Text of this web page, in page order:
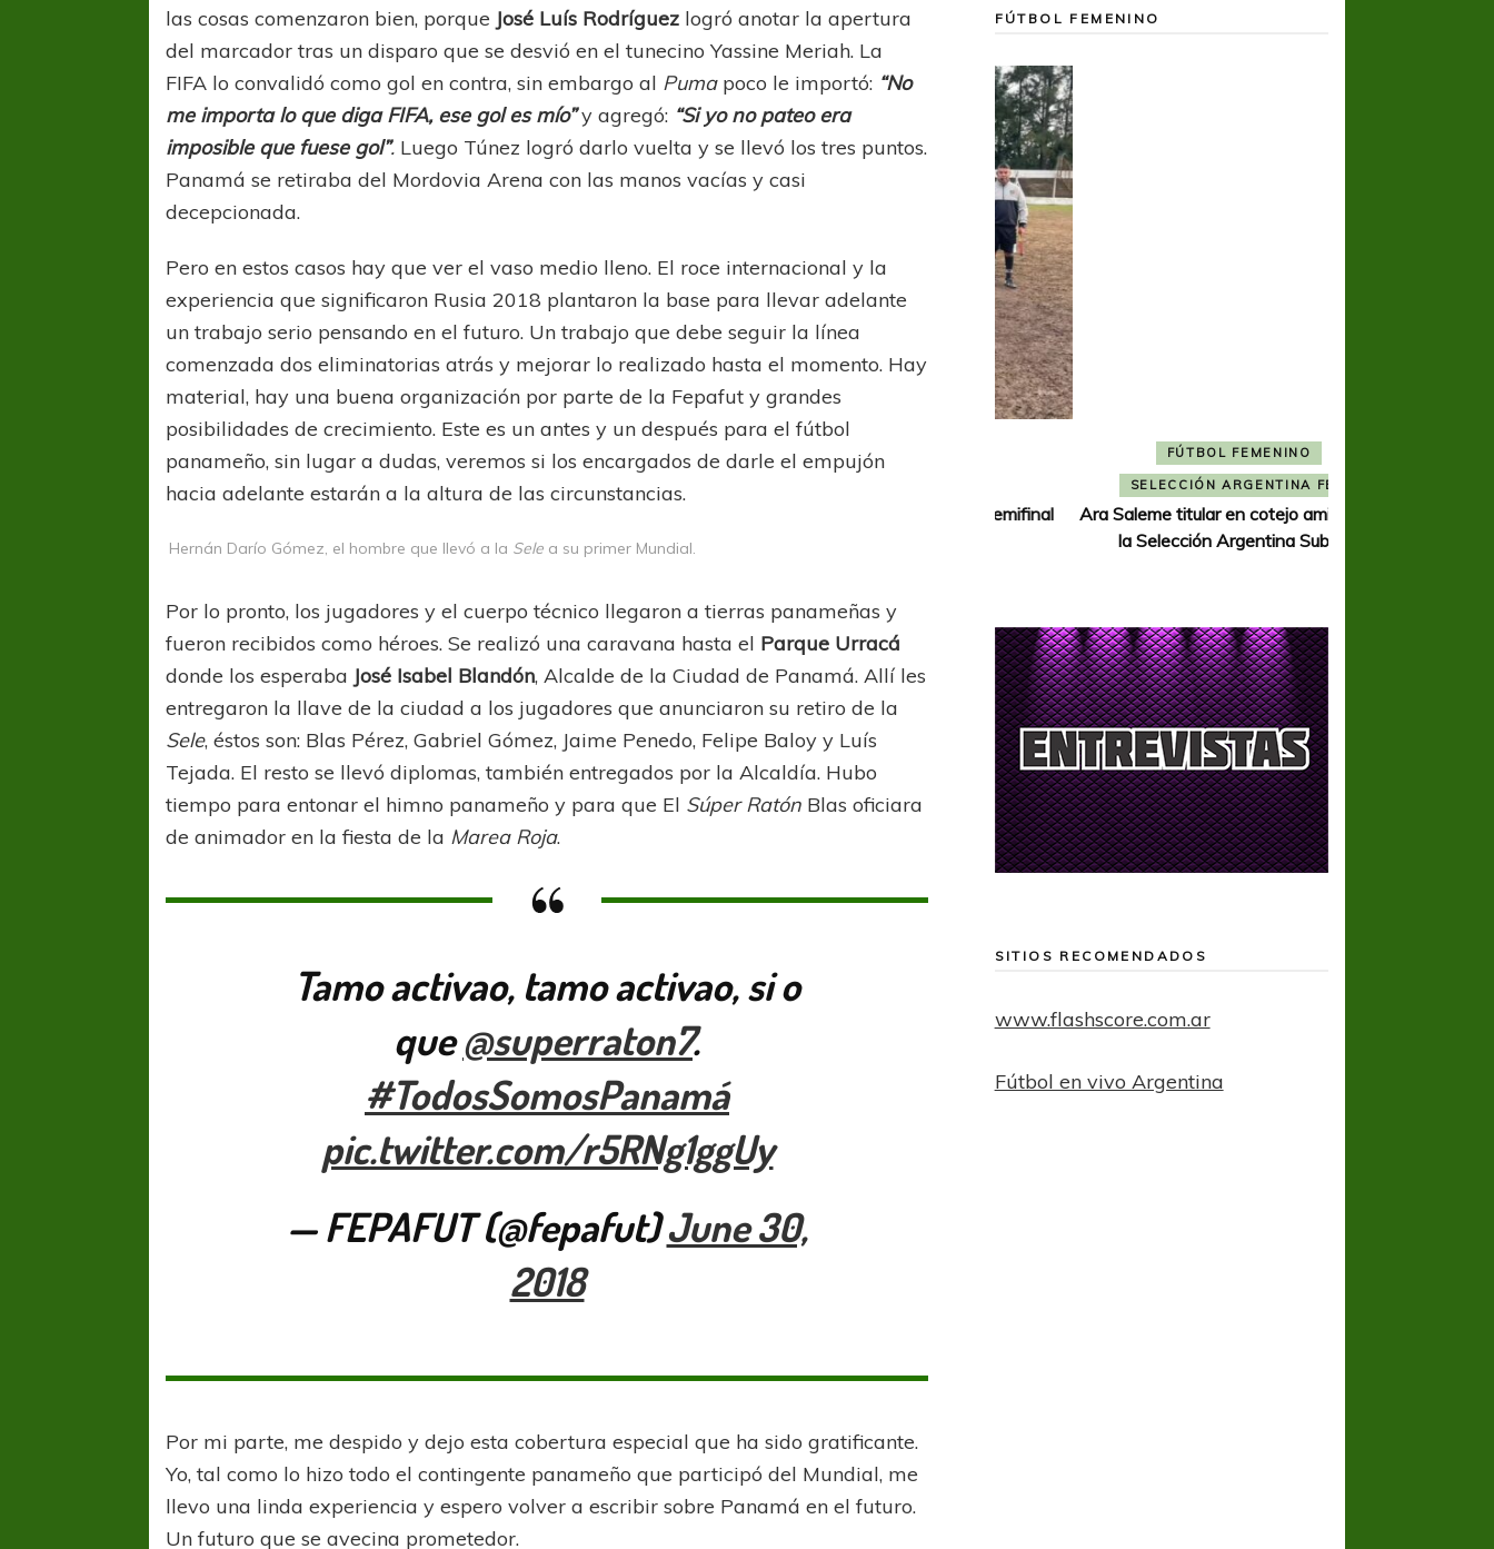
las cosas comenzaron bien, porque José Luís Rodríguez logró anotar la apertura
del marcador tras un disparo que se desvió en el tunecino Yassine Meriah. La
FIFA lo convalidó como gol en contra, sin embargo al Pumapoco le importó: “No
me importa lo que diga FIFA, ese gol es mío”y agregó: “Si yo no pateo era
imposible que fuese gol”. Luego Túnez logró darlo vuelta y se llevó los tres puntos.
Panamá se retiraba del Mordovia Arena con las manos vacías y casi
decepcionada.
Pero en estos casos hay que ver el vaso medio lleno. El roce internacional y la
experiencia que significaron Rusia 2018 plantaron la base para llevar adelante
un trabajo serio pensando en el futuro. Un trabajo que debe seguir la línea
comenzada dos eliminatorias atrás y mejorar lo realizado hasta el momento. Hay
material, hay una buena organización por parte de la Fepafut y grandes
posibilidades de crecimiento. Este es un antes y un después para el fútbol
panameño, sin lugar a dudas, veremos si los encargados de darle el empujón
hacia adelante estarán a la altura de las circunstancias.
Hernán Darío Gómez, el hombre que llevó a la Sele a su primer Mundial.
Por lo pronto, los jugadores y el cuerpo técnico llegaron a tierras panameñas y
fueron recibidos como héroes. Se realizó una caravana hasta el Parque Urracá
donde los esperaba José Isabel Blandón, Alcalde de la Ciudad de Panamá. Allí les
entregaron la llave de la ciudad a los jugadores que anunciaron su retiro de la
Sele, éstos son: Blas Pérez, Gabriel Gómez, Jaime Penedo, Felipe Baloy y Luís
Tejada. El resto se llevó diplomas, también entregados por la Alcaldía. Hubo
tiempo para entonar el himno panameño y para que El Súper Ratón Blas oficiara
de animador en la fiesta de la Marea Roja.
Tamo activao, tamo activao, si o
que@superraton7.
#TodosSomosPanamá
pic.twitter.com/r5RNg1ggUy
— FEPAFUT (@fepafut)June 30,
2018
Por mi parte, me despido y dejo esta cobertura especial que ha sido gratificante.
Yo, tal como lo hizo todo el contingente panameño que participó del Mundial, me
llevo una linda experiencia y espero volver a escribir sobre Panamá en el futuro.
Un futuro que se avecina prometedor.
FÚTBOL FEMENINO
REGIONAL AMATEUR
Federal
FÚTBOL FEMENINO
LIGA DE LA COSTA
FÚTBOL FEMENINO FÚTBOL FEMENINO
SELECCIÓN ARGENTINA FEM
Ara Saleme titular en cotejo amistoso de
la Selección Argentina Sub-17
SITIOS RECOMENDADOS
www.flashscore.com.ar
Fútbol en vivo Argentina